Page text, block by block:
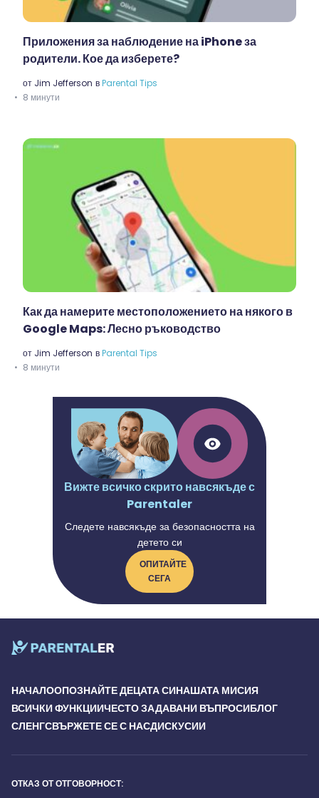
Приложения за наблюдение на iPhone за
родители. Кое да изберете?
от Jim Jefferson вParental Tips
8 минути
Как да намерите местоположението на някого в
Google Maps: Лесно ръководство
от Jim Jefferson вParental Tips
8 минути
Вижте всичко скрито навсякъде с
Parentaler
Следете навсякъде за безопасността на
детето си
ОПИТАЙТЕ
СЕГА
НАЧАЛООПОЗНАЙТЕ ДЕЦАТА СИНАШАТА МИСИЯ
ВСИЧКИ ФУНКЦИИЧЕСТО ЗАДАВАНИ ВЪПРОСИБЛОГ
СЛЕНГСВЪРЖЕТЕ СЕ С НАСДИСКУСИИ
ОТКАЗ ОТ ОТГОВОРНОСТ: